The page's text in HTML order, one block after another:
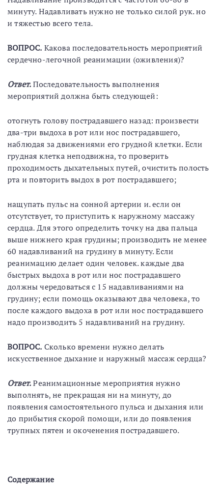
минуту. Надавливать нужно не только силой рук. но
и тяжестью всего тела.
ВОПРОС. Какова последовательность мероприятий
сердечно-легочной реанимации (оживления)?
Ответ.Последовательность выполнения
мероприятий должна быть следующей:
отогнуть голову пострадавшего назад: произвести
два-три выдоха в рот или нос пострадавшего,
наблюдая за движениями его грудной клетки. Если
грудная клетка неподвижна, то проверить
проходимость дыхательных путей, очистить полость
рта и повторить выдох в рот пострадавшего;
нащупать пульс на сонной артерии и. если он
отсутствует, то приступить к наружному массажу
сердца. Для этого определить точку на два пальца
выше нижнего края грудины; производить не менее
60 надавливаний на грудину в минуту. Если
реанимацию делает один человек. каждые два
быстрых выдоха в рот или нос пострадавшего
должны чередоваться с 15 надавливаниями на
грудину; если помощь оказывают два человека, то
после каждого выдоха в рот или нос пострадавшего
надо производить 5 надавливаний на грудину.
ВОПРОС. Сколько времени нужно делать
искусственное дыхание и наружный массаж сердца?
Ответ.Реанимационные мероприятия нужно
выполнять, не прекращая ни на минуту, до
появления самостоятельного пульса и дыхания или
до прибытия скорой помощи, или до появления
трупных пятен и окоченения пострадавшего.
Содержание